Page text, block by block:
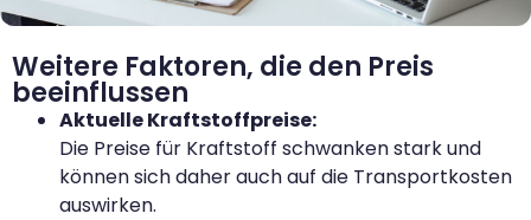
Weitere Faktoren, die den Preis
beeinflussen
Aktuelle Kraftstoffpreise:
Die Preise für Kraftstoff schwanken stark und
können sich daher auch auf die Transportkosten
auswirken.